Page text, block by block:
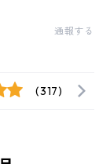
通報する
(317)